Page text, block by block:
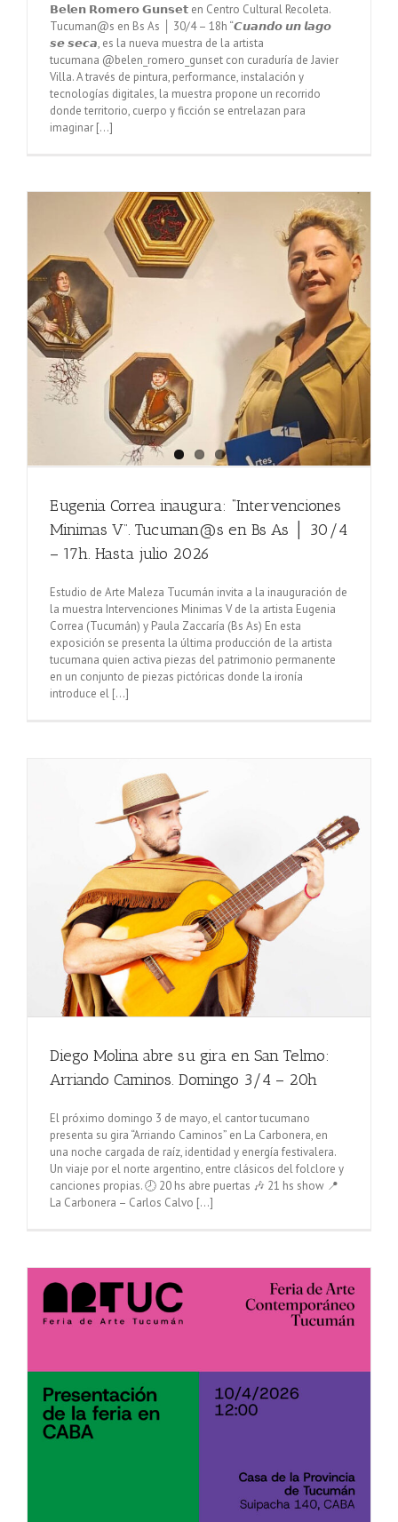
𝗕𝗲𝗹𝗲𝗻 𝗥𝗼𝗺𝗲𝗿𝗼 𝗚𝘂𝗻𝘀𝗲𝘁 en Centro Cultural Recoleta.
Tucuman@s en Bs As │ 30/4 – 18h “𝘾𝙪𝙖𝙣𝙙𝙤 𝙪𝙣 𝙡𝙖𝙜𝙤
𝙨𝙚 𝙨𝙚𝙘𝙖, es la nueva muestra de la artista
tucumana @belen_romero_gunset con curaduría de Javier
Villa. A través de pintura, performance, instalación y
tecnologías digitales, la muestra propone un recorrido
donde territorio, cuerpo y ficción se entrelazan para
imaginar [...]
Eugenia Correa inaugura: “Intervenciones
Minimas V”. Tucuman@s en Bs As │ 30/4
– 17h. Hasta julio 2026
Estudio de Arte Maleza Tucumán invita a la inauguración de
la muestra Intervenciones Minimas V de la artista Eugenia
Correa (Tucumán) y Paula Zaccaría (Bs As) En esta
exposición se presenta la última producción de la artista
tucumana quien activa piezas del patrimonio permanente
en un conjunto de piezas pictóricas donde la ironía
introduce el [...]
Diego Molina abre su gira en San Telmo:
Arriando Caminos. Domingo 3/4 – 20h
El próximo domingo 3 de mayo, el cantor tucumano
presenta su gira “Arriando Caminos” en La Carbonera, en
una noche cargada de raíz, identidad y energía festivalera.
Un viaje por el norte argentino, entre clásicos del folclore y
canciones propias. 🕗 20 hs abre puertas 🎶 21 hs show 📍
La Carbonera – Carlos Calvo [...]